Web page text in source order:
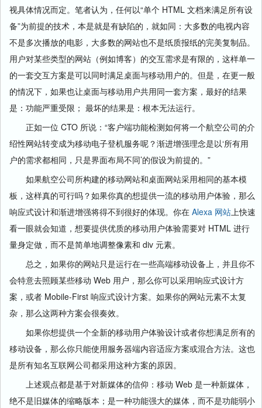
视具体情况而定。笔者认为，任何以“单个 HTML 文档来满足所有设
备”为前提的技术，本是就是有缺陷的，就如同：大多数的电视内容
不是多次播放的电影，大多数的网站也不是纸质报纸的完美复制品。
用户对某些类型的网站（例如博客）的交互需求是有限的，这样单一
的一套交互方案是可以同时满足桌面与移动用户的。但是，在更一般
的情况下，如果也让桌面与移动用户共用同一套方案，最好的结果
是：功能严重受限； 最坏的结果是：根本无法运行。
正如一位 CTO 所说：“客户端功能检测如何将一个航空公司的介
绍性网站转变成为移动电子登机服务呢？渐进增强理念是以‘所有用
户的需求都相同，只是界面布局不同’的假设为前提的。”
如果航空公司所构建的移动网站和桌面网站采用相同的基本模
板，这样真的可行吗？如果你真的想提供一流的移动用户体验，那么
响应式设计和渐进增强将得不到很好的体现。你在 Alexa 网站上快速
看一眼就会知道，想要提供优质的移动用户体验需要对 HTML 进行
量身定做，而不是简单地调整像素和 div 元素。
总之，如果你的网站只是运行在一些高端移动设备上，并且你不
会特意去照顾某些移动 Web 用户，那么你可以采用响应式设计方
案，或者 Mobile-First 响应式设计方案。如果你的网站元素不太复
杂，那么这两种方案会很奏效。
如果你想提供一个全新的移动用户体验设计或者你想满足所有的
移动设备，那么你只能使用服务器端内容适应方案或混合方法。这也
是所有知名互联网公司都采用这种方案的原因。
上述观点都是基于对新媒体的信仰：移动 Web 是一种新媒体，
绝不是旧媒体的缩略版本；是一种功能强大的媒体，而不是功能弱小